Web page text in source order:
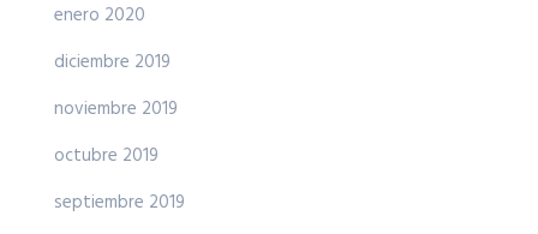
enero 2020
diciembre 2019
noviembre 2019
octubre 2019
septiembre 2019